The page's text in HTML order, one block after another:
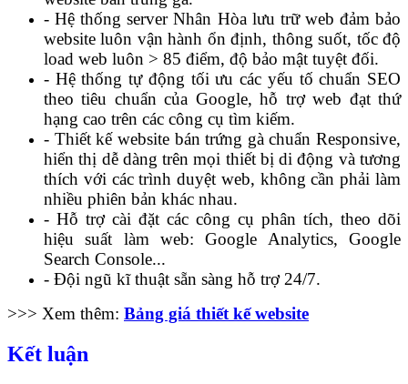
- Hệ thống server Nhân Hòa lưu trữ web đảm bảo
website luôn vận hành ổn định, thông suốt, tốc độ
load web luôn > 85 điểm, độ bảo mật tuyệt đối.
- Hệ thống tự động tối ưu các yếu tố chuẩn SEO
theo tiêu chuẩn của Google, hỗ trợ web đạt thứ
hạng cao trên các công cụ tìm kiếm.
- Thiết kế website bán trứng gà chuẩn Responsive,
hiển thị dễ dàng trên mọi thiết bị di động và tương
thích với các trình duyệt web, không cần phải làm
nhiều phiên bản khác nhau.
- Hỗ trợ cài đặt các công cụ phân tích, theo dõi
hiệu suất làm web: Google Analytics, Google
Search Console...
- Đội ngũ kĩ thuật sẵn sàng hỗ trợ 24/7.
>>> Xem thêm: Bảng giá thiết kế website
Kết luận